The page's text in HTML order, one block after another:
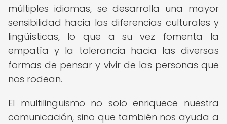
múltiples idiomas, se desarrolla una mayor
sensibilidad hacia las diferencias culturales y
lingüísticas, lo que a su vez fomenta la
empatía y la tolerancia hacia las diversas
formas de pensar y vivir de las personas que
nos rodean.
El multilingüismo no solo enriquece nuestra
comunicación, sino que también nos ayuda a